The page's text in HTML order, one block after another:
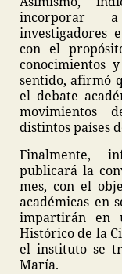
incorporar
investigadores
con el
conocimientos
sentido, afirmó
el debate
movimientos
distintos países
Finalmente,
publicará la
mes, con el
académicas en
impartirán en
Histórico de la
el instituto se
María.